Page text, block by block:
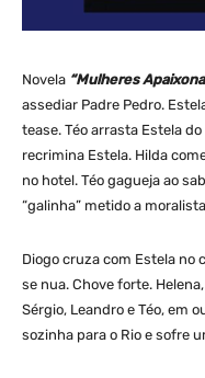
Novela “Mulheres
assediar Padre Pedro.
tease. Téo arrasta Estela
recrimina Estela. Hilda
no hotel. Téo gagueja ao
“galinha” metido a
Diogo cruza com Estela no
se nua. Chove forte.
Sérgio, Leandro e Téo, em
sozinha para o Rio e sofre